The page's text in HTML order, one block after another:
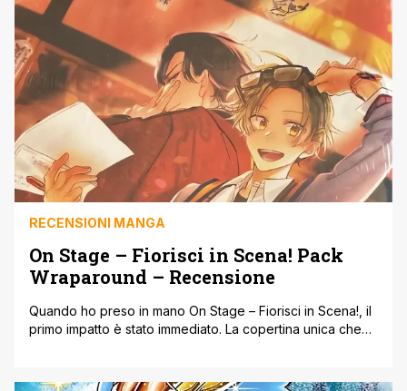
emotivamente logorante, preferisce invece sussurrare.
Lavora nell'ombra, si infila sotto [']
RECENSIONI MANGA
On Stage – Fiorisci in Scena! Pack
Wraparound – Recensione
Quando ho preso in mano On Stage – Fiorisci in Scena!, il
primo impatto è stato immediato. La copertina unica che
raccolta di volumi. Ma non è solo l’aspetto estetico a